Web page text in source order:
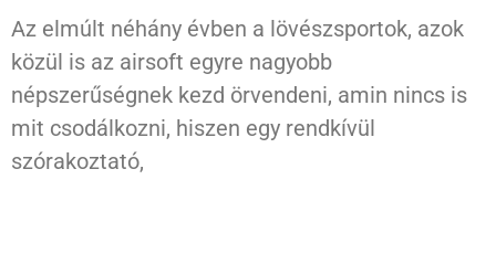
Az elmúlt néhány évben a lövészsportok, azok
közül is az airsoft egyre nagyobb
népszerűségnek kezd örvendeni, amin nincs is
mit csodálkozni, hiszen egy rendkívül
szórakoztató,